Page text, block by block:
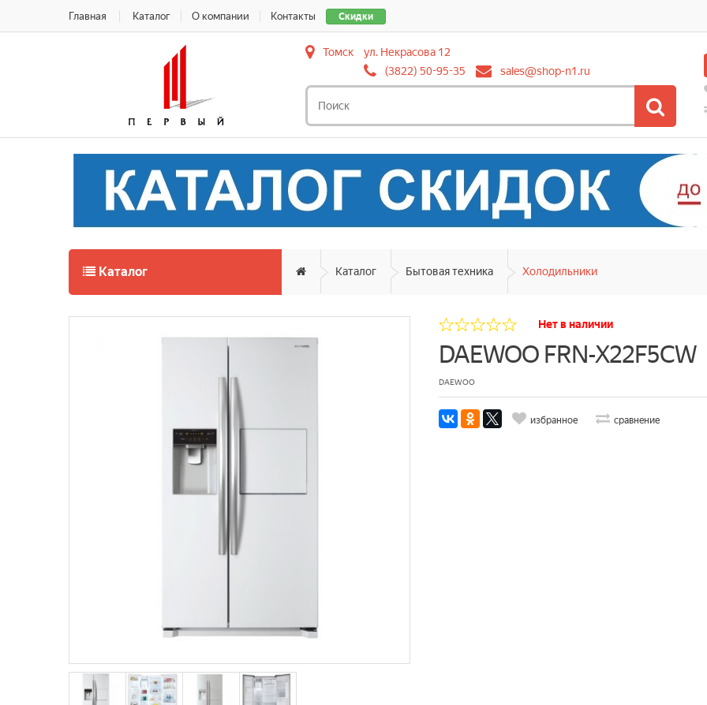
Скидки
Главная Каталог О компании Контакты
Томск
ул. Некрасова 12
(3822) 50-95-35
sales@shop-n1.ru
Каталог Каталог Бытовая техника Холодильники
Нет в наличии
DAEWOO FRN-X22F5CW
DAEWOO
избранное сравнение